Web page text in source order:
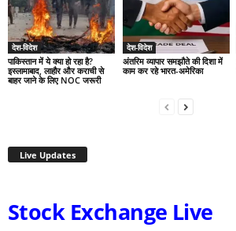
देश-विदेश
पाकिस्तान में ये क्या हो रहा है?
इस्लामाबाद, लाहौर और कराची से
बाहर जाने के लिए NOC जरूरी
देश-विदेश
अंतरिम व्यापार समझौते की दिशा में
काम कर रहे भारत-अमेरिका
Live Updates
Stock Exchange Live